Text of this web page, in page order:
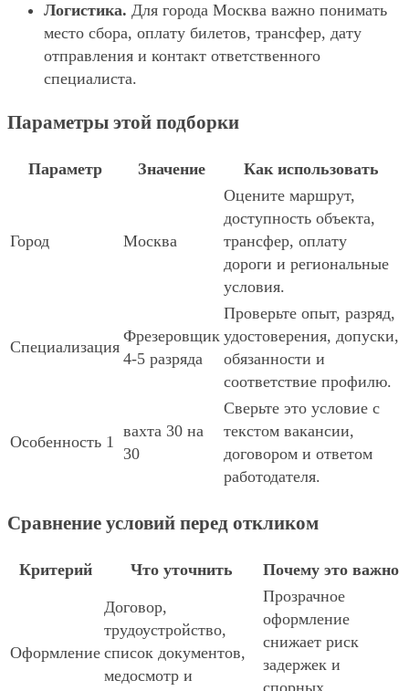
Логистика. Для города Москва важно понимать
место сбора, оплату билетов, трансфер, дату
отправления и контакт ответственного
специалиста.
Параметры этой подборки
Параметр Значение Как использовать
Город Москва
Оцените маршрут,
доступность объекта,
трансфер, оплату
дороги и региональные
условия.
Специализация
Фрезеровщик
4-5 разряда
Проверьте опыт, разряд,
удостоверения, допуски,
обязанности и
соответствие профилю.
Особенность 1
вахта 30 на
30
Сверьте это условие с
текстом вакансии,
договором и ответом
работодателя.
Сравнение условий перед откликом
Критерий Что уточнить Почему это важно
Оформление
Договор,
трудоустройство,
список документов,
медосмотр и
Прозрачное
оформление
снижает риск
задержек и